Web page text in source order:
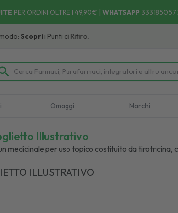
PER ORDINI OLTRE I 49,90€ | WHATSAPP
i Punti di Ritiro.
Omaggi Marchi
Illustrativo
medicinale per uso topico costituito da tirotricina,
ILLUSTRATIVO